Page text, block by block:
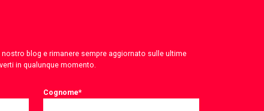
blog e rimanere sempre aggiornato sulle ultime
in qualunque momento.
Cognome*